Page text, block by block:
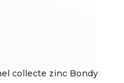
collecte zinc Bondy